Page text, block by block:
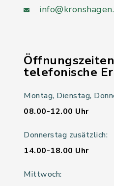
telefonische
Montag, Dienstag,
08.00-12.00 Uhr
Donnerstag zusätzlich:
14.00-18.00 Uhr
Mittwoch: